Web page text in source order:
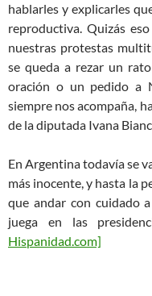
hablarles y explicarles
reproductiva. Quizás
nuestras protestas
se queda a rezar un
oración o un pedido a
siempre nos acompaña,
de la diputada Ivana
En Argentina todavía se
más inocente, y hasta la
que andar con cuidado
juega en las
Hispanidad.com]